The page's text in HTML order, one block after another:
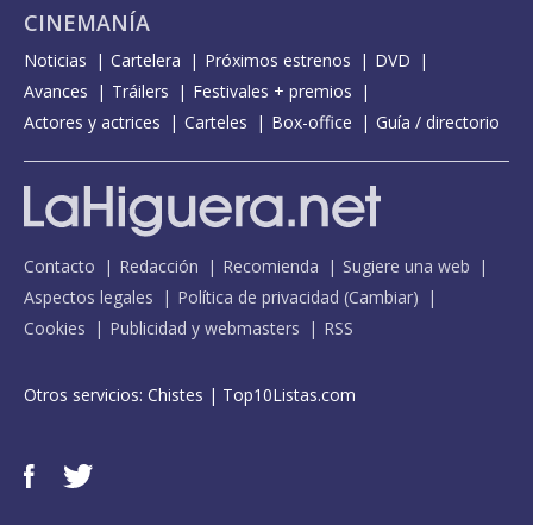
CINEMANÍA
Noticias Cartelera Próximos estrenos
DVD
Avances
Tráilers
Festivales + premios
Actores y actrices
Carteles Box-office Guía / directorio
Contacto Redacción Recomienda
Sugiere una web
Aspectos legales
Política de privacidad (Cambiar)
Cookies
Publicidad y webmasters RSS
Otros servicios: Chistes | Top10Listas.com